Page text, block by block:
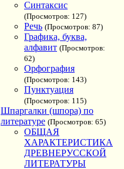
Синтаксис
(Просмотров: 127)
Речь (Просмотров: 87)
Графика, буква,
алфавит (Просмотров:
62)
Орфография
(Просмотров: 143)
Пунктуация
(Просмотров: 115)
Шпаргалки (шпора) по
литературе (Просмотров: 65)
ОБЩАЯ
ХАРАКТЕРИСТИКА
ДРЕВНЕРУССКОЙ
ЛИТЕРАТУРЫ